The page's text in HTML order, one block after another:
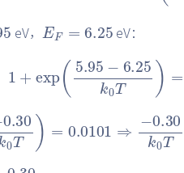
eV， eV：
+exp(5.95−6.25k0 T =
k0T )=0.0101 ⇒−0.30k